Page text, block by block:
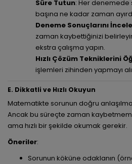
Süre Tutun: Her denemede
başına ne kadar zaman
Deneme Sonuçlarını
zaman kaybettiğinizi
ekstra çalışma yapın.
Hızlı Çözüm Tekniklerini
işlemleri zihinden yapmayı
E. Dikkatli ve Hızlı Okuyun
Matematikte sorunun doğru
Ancak bu süreçte zaman
ama hızlı bir şekilde okumak gerekir.
Öneriler:
Sorunun köküne odaklanın